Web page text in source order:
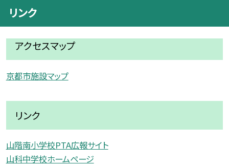
リンク
アクセスマップ
京都市施設マップ
リンク
山階南小学校PTA広報サイト
山科中学校ホームページ